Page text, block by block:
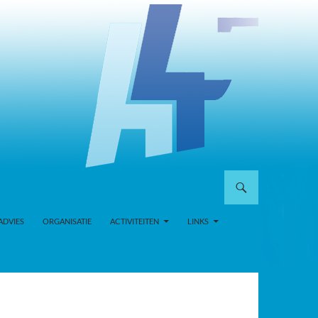
ORGANISATIE ACTIVITEITEN LINKS